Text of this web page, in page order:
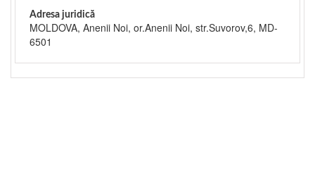
Adresa juridică
MOLDOVA, Anenii Noi, or.Anenii Noi, str.Suvorov,6, MD-
6501